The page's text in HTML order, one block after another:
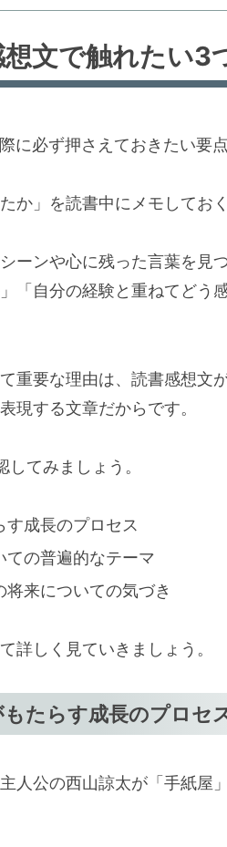
想文で触れたい3
に必ず押さえておきたい要
か」を読書中にメモしてお
ーンや心に残った言葉を見
「自分の経験と重ねてどう
重要な理由は、読書感想文
現する文章だからです。
てみましょう。
成長のプロセス
ての普遍的なテーマ
来についての気づき
詳しく見ていきましょう。
たらす成長のプロセ
人公の西山諒太が「手紙屋